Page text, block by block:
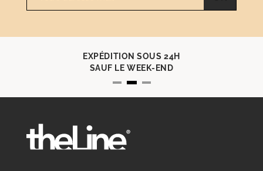
EXPÉDITION SOUS 24H
SAUF LE WEEK-END